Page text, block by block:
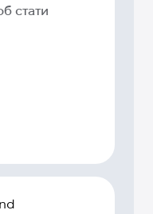
стати